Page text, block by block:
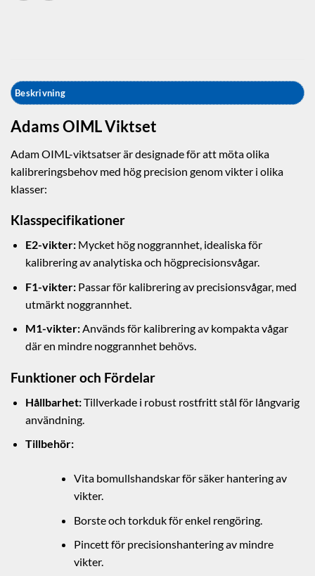
Beskrivning
Adams OIML Viktset
Adam OIML-viktsatser är designade för att möta olika
kalibreringsbehov med hög precision genom vikter i olika
klasser:
Klasspecifikationer
E2-vikter:Mycket hög noggrannhet, idealiska för
kalibrering av analytiska och högprecisionsvågar.
F1-vikter:Passar för kalibrering av precisionsvågar, med
utmärkt noggrannhet.
M1-vikter:Används för kalibrering av kompakta vågar
där en mindre noggrannhet behövs.
Funktioner och Fördelar
Hållbarhet:Tillverkade i robust rostfritt stål för långvarig
användning.
Tillbehör:
Vita bomullshandskar för säker hantering av
vikter.
Borste och torkduk för enkel rengöring.
Pincett för precisionshantering av mindre
vikter.